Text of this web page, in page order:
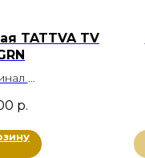
TATTVA TV
Черный
21-148
р.